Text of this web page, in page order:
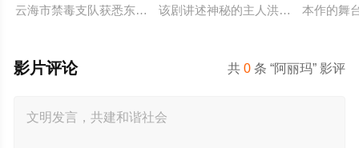
云海市禁毒支队获悉东南亚毒王廖爷将携600余公斤毒品来云交
该剧讲述神秘的主人洪子卖能够实现
本作的舞
共0 条 “阿丽玛” 影评
影片评论